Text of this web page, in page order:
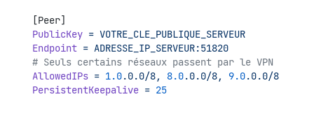
[Peer]
PublicKey = VOTRE_CLE_PUBLIQUE_SERVEUR
Endpoint = ADRESSE_IP_SERVEUR:51820
# Seuls certains réseaux passent par le VPN
AllowedIPs = 1.0.0.0/8, 8.0.0.0/8, 9.0.0.0/8
PersistentKeepalive = 25